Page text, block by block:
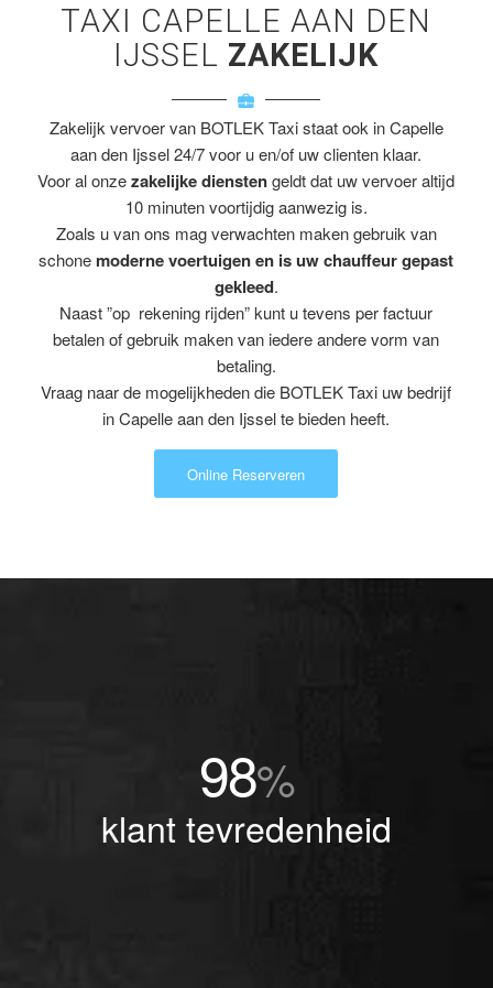
TAXI CAPELLE AAN DEN
IJSSEL ZAKELIJK
Zakelijk vervoer van BOTLEK Taxi staat ook in Capelle
aan den Ijssel 24/7 voor u en/of uw clienten klaar.
Voor al onzezakelijke dienstengeldt dat uw vervoer altijd
10 minuten voortijdig aanwezig is.
Zoals u van ons mag verwachten maken gebruik van
schone moderne voertuigen en is uw chauffeur gepast
gekleed.
Naast ”op rekening rijden” kunt u tevens per factuur
betalen of gebruik maken van iedere andere vorm van
betaling.
Vraag naar de mogelijkheden die BOTLEK Taxi uw bedrijf
in Capelle aan den Ijssel te bieden heeft.
Online Reserveren
98%
klant tevredenheid